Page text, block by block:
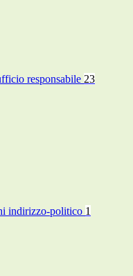
responsabile 23
indirizzo-politico 1